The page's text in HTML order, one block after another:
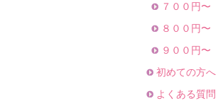
７００円〜
８００円〜
９００円〜
初めての方へ
よくある質問